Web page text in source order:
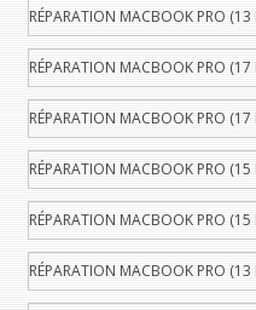
RÉPARATION MACBOOK PRO
RÉPARATION MACBOOK PRO
RÉPARATION MACBOOK PRO
RÉPARATION MACBOOK PRO
RÉPARATION MACBOOK PRO
RÉPARATION MACBOOK PRO